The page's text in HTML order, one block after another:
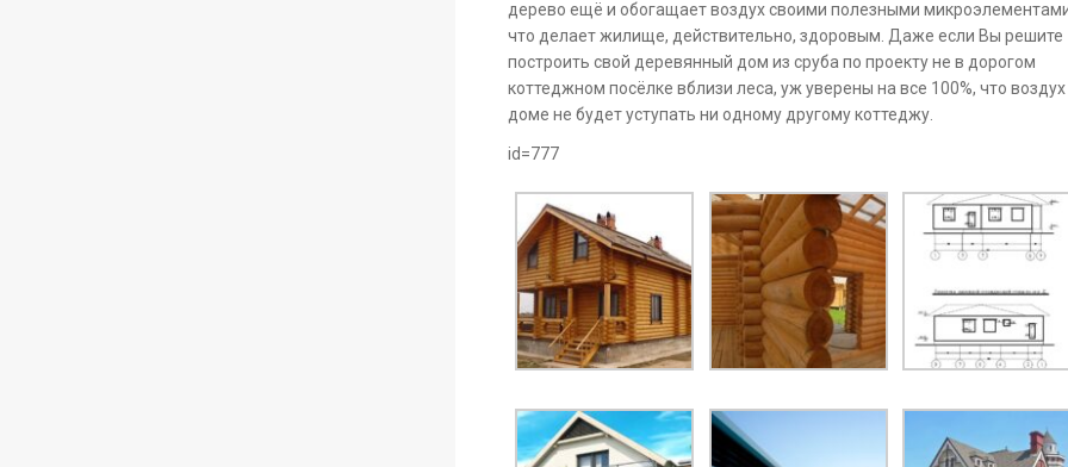
дерево ещё и обогащает воздух своими полезными
что делает жилище, действительно, здоровым. Даже если Вы решите
построить свой деревянный дом из сруба по проекту не в дорогом
коттеджном посёлке вблизи леса, уж уверены на все 100%, что воздух
доме не будет уступать ни одному другому коттеджу.
id=777